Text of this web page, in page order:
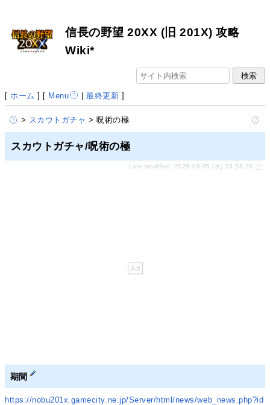
信長の野望 20XX (旧 201X) 攻略
Wiki*
[ ホーム ] [ Menu |最終更新 ]
> スカウトガチャ > 呪術の極
スカウトガチャ/呪術の極
Last-modified: 2026-08-05 (水) 23:28:20
期間
https://nobu201x.gamecity.ne.jp/Server/html/news/web_news.php?id